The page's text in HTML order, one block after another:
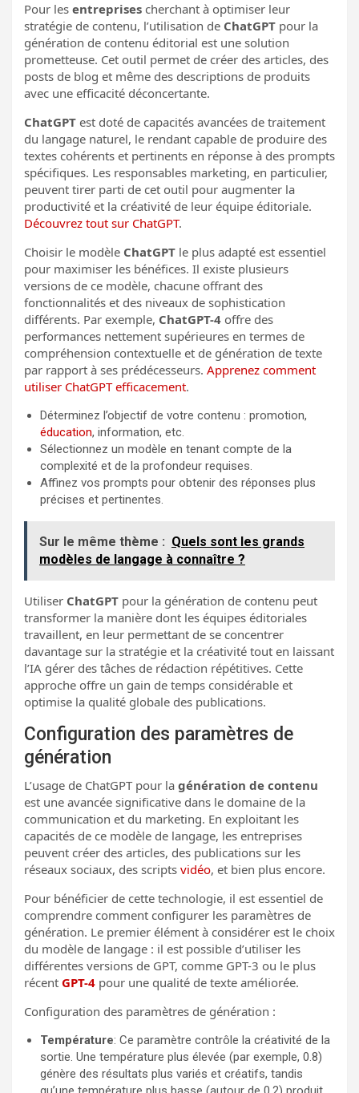
Pour les entreprises cherchant à optimiser leur
stratégie de contenu, l’utilisation de ChatGPT pour la
génération de contenu éditorial est une solution
prometteuse. Cet outil permet de créer des articles, des
posts de blog et même des descriptions de produits
avec une efficacité déconcertante.
ChatGPT est doté de capacités avancées de traitement
du langage naturel, le rendant capable de produire des
textes cohérents et pertinents en réponse à des prompts
spécifiques. Les responsables marketing, en particulier,
peuvent tirer parti de cet outil pour augmenter la
productivité et la créativité de leur équipe éditoriale.
Découvrez tout sur ChatGPT.
Choisir le modèle ChatGPT le plus adapté est essentiel
pour maximiser les bénéfices. Il existe plusieurs
versions de ce modèle, chacune offrant des
fonctionnalités et des niveaux de sophistication
différents. Par exemple, ChatGPT-4 offre des
performances nettement supérieures en termes de
compréhension contextuelle et de génération de texte
par rapport à ses prédécesseurs. Apprenez comment
utiliser ChatGPT efficacement.
Déterminez l’objectif de votre contenu : promotion,
éducation, information, etc.
Sélectionnez un modèle en tenant compte de la
complexité et de la profondeur requises.
Affinez vos prompts pour obtenir des réponses plus
précises et pertinentes.
Sur le même thème : Quels sont les grands
modèles de langage à connaître ?
Utiliser ChatGPT pour la génération de contenu peut
transformer la manière dont les équipes éditoriales
travaillent, en leur permettant de se concentrer
davantage sur la stratégie et la créativité tout en laissant
l’IA gérer des tâches de rédaction répétitives. Cette
approche offre un gain de temps considérable et
optimise la qualité globale des publications.
Configuration des paramètres de
génération
L’usage de ChatGPT pour la génération de contenu
est une avancée significative dans le domaine de la
communication et du marketing. En exploitant les
capacités de ce modèle de langage, les entreprises
peuvent créer des articles, des publications sur les
réseaux sociaux, des scripts vidéo, et bien plus encore.
Pour bénéficier de cette technologie, il est essentiel de
comprendre comment configurer les paramètres de
génération. Le premier élément à considérer est le choix
du modèle de langage : il est possible d’utiliser les
différentes versions de GPT, comme GPT-3 ou le plus
récent GPT-4 pour une qualité de texte améliorée.
Configuration des paramètres de génération :
Température: Ce paramètre contrôle la créativité de la
sortie. Une température plus élevée (par exemple, 0.8)
génère des résultats plus variés et créatifs, tandis